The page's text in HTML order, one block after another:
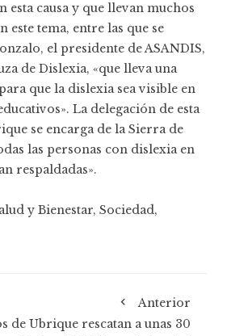
esta causa y que llevan muchos
este tema, entre las que se
el presidente de ASANDIS,
de Dislexia, «que lleva una
que la dislexia sea visible en
La delegación de esta
se encarga de la Sierra de
las personas con dislexia en
respaldadas».
y Bienestar, Sociedad,
Anterior
de Ubrique rescatan a unas 30